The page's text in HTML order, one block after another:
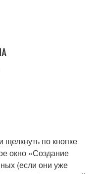
щелкнуть по кнопке
окно «Создание
(если они уже